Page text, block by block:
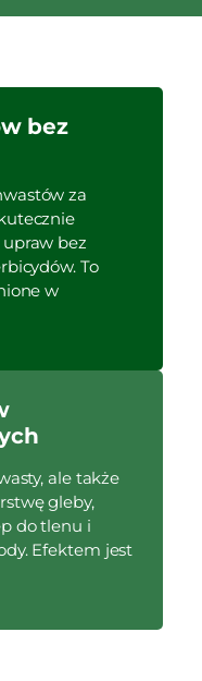
bez
za
bez
To
w
ale także
gleby,
do tlenu i
Efektem jest